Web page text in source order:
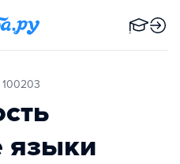
100203
языки